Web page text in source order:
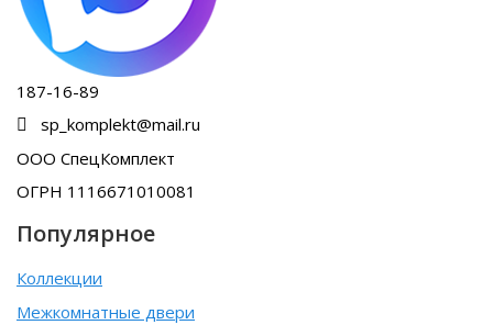
187-16-89
sp_komplekt@mail.ru
ООО СпецКомплект
ОГРН 1116671010081
Популярное
Коллекции
Межкомнатные двери